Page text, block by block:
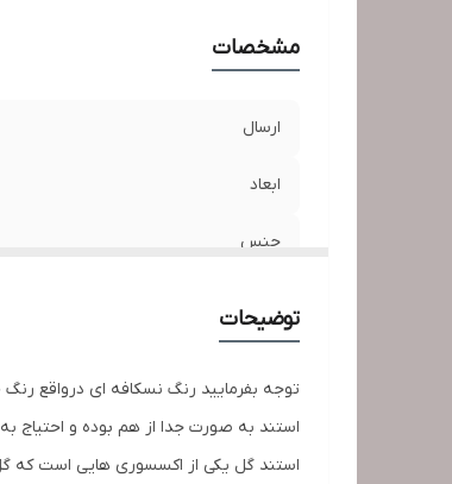
مشخصات
ارسال
ابعاد
جنس
توضیحات
توجه بفرمایید رنگ نسکافه ای درواقع
استند به صورت جدا از هم بوده و احتیاج
استند گل یکی از اکسسوری هایی است که